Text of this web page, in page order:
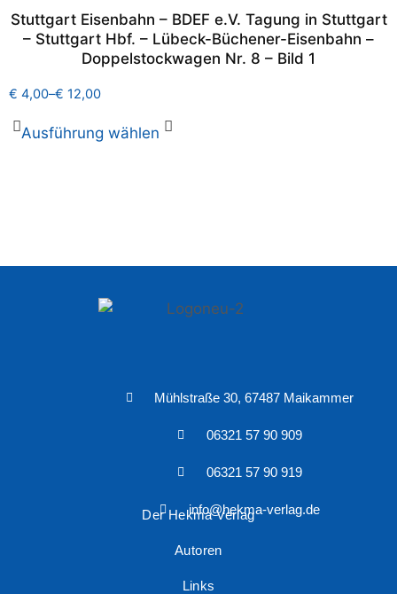
Stuttgart Eisenbahn – BDEF e.V. Tagung in Stuttgart
– Stuttgart Hbf. – Lübeck-Büchener-Eisenbahn –
Doppelstockwagen Nr. 8 – Bild 1
€ 4,00–€ 12,00
Ausführung wählen
Mühlstraße 30, 67487 Maikammer
06321 57 90 909
06321 57 90 919
info@hekma-verlag.de
Der Hekma Verlag
Autoren
Links